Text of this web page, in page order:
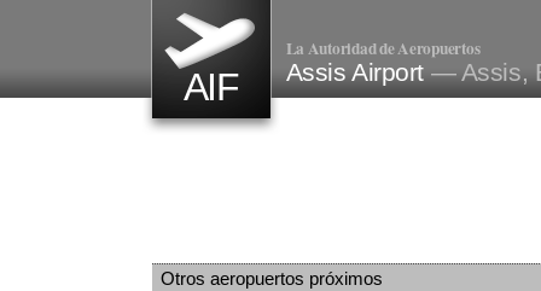
AIF
La Autoridad de Aeropuertos
Assis Airport — Assis,
Otros aeropuertos próximos